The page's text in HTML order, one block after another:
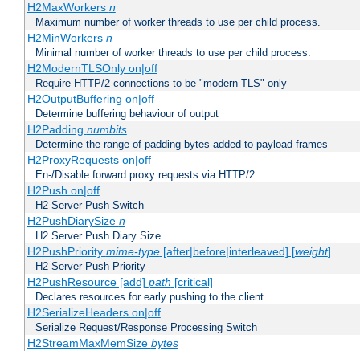
H2MaxWorkers n
Maximum number of worker threads to use per child process.
H2MinWorkers n
Minimal number of worker threads to use per child process.
H2ModernTLSOnly on|off
Require HTTP/2 connections to be "modern TLS" only
H2OutputBuffering on|off
Determine buffering behaviour of output
H2Padding numbits
Determine the range of padding bytes added to payload frames
H2ProxyRequests on|off
En-/Disable forward proxy requests via HTTP/2
H2Push on|off
H2 Server Push Switch
H2PushDiarySize n
H2 Server Push Diary Size
H2PushPriority mime-type[after|before|interleaved] [weight]
H2 Server Push Priority
H2PushResource [add] path [critical]
Declares resources for early pushing to the client
H2SerializeHeaders on|off
Serialize Request/Response Processing Switch
H2StreamMaxMemSize bytes